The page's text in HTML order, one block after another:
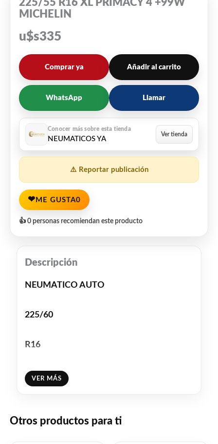
225/55 R16 XL PRIMACY 4 +99W
MICHELIN
u$s335
Comprar ya Añadir al carrito
WhatsApp Llamar
NEUMATICOS YA
⚠️ Reportar publicación
❤ ME GUSTA0
👍 0 personas recomiendan este producto
Descripción
NEUMATICO AUTO
225/60
R16
XL PRIMACY 4+
VER MÁS
Otros productos para ti